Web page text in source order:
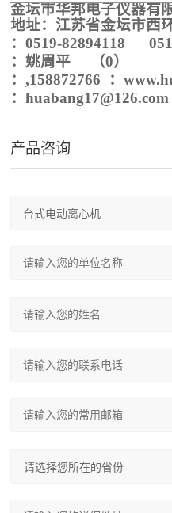
金坛市华邦电子仪器有
地址：江苏省金坛市西
：0519-82894118
：姚周平
（0）
：,158872766 ：www.
：huabang17@126.com
产品咨询